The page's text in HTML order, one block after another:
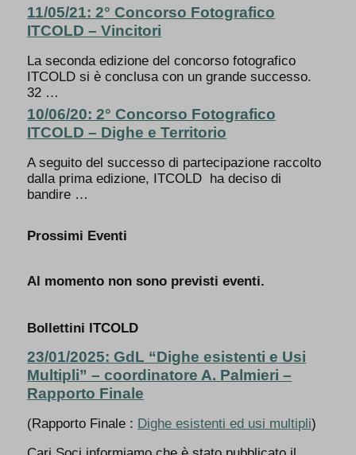
11/05/21: 2° Concorso Fotografico
ITCOLD – Vincitori
La seconda edizione del concorso fotografico
ITCOLD si è conclusa con un grande successo.
32 …
10/06/20: 2° Concorso Fotografico
ITCOLD – Dighe e Territorio
A seguito del successo di partecipazione raccolto
dalla prima edizione, ITCOLD ha deciso di
bandire …
Prossimi Eventi
Al momento non sono previsti eventi.
Bollettini ITCOLD
23/01/2025: GdL “Dighe esistenti e Usi
Multipli” – coordinatore A. Palmieri –
Rapporto Finale
(Rapporto Finale : Dighe esistenti ed usi multipli)